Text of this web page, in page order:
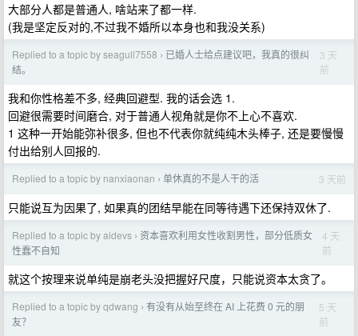
大部分人都是普通人, 啥站来了都一样.
(我是坚定反对的,不过我不婚所以本身也和我没关系)
Replied to a topic by seagull7558 › 已婚人士给点建议吧，我真的很纠
结。
3 天
前
我和你性格差不多, 经典回避型. 我的话会选 1.
回避很需要时间磨合, 对于普通人视角就是你不上心不喜欢.
1 这种一开始能弥补很多, 但也不代表你就纯纯木头棒子, 还是要慢慢
付出给别人回报的.
Replied to a topic by nanxiaonan › 单休真的不是人干的活 3 天前
只能说互为因果了, 如果真的团结早能在同等待遇下还保持双休了.
Replied to a topic by aidevs › 资本喜欢利用女性收割男性，部分低质女
性蠢不自知
4 天
前
就这个按理来说单纯是崩老头没把握好尺度，只能说资本太贪了。
Replied to a topic by qdwang › 有没有从始至终在 AI 上花费 0 元的朋
友？
5 天
前